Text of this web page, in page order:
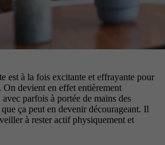
est à la fois excitante et effrayante pour
On devient en effet entièrement
parfois à portée de mains des
ça peut en devenir décourageant. Il
à rester actif physiquement et